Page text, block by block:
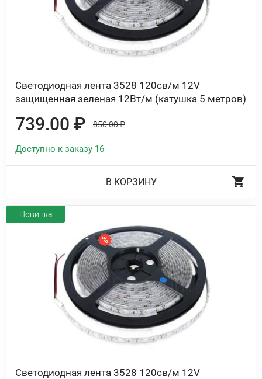
Светодиодная лента 3528 120св/м 12V
защищенная зеленая 12Вт/м (катушка 5 метров)
739.00 ₽ 850.00 ₽
Доступно к заказу 16
В КОРЗИНУ
Светодиодная лента 3528 120св/м 12V
Новинка